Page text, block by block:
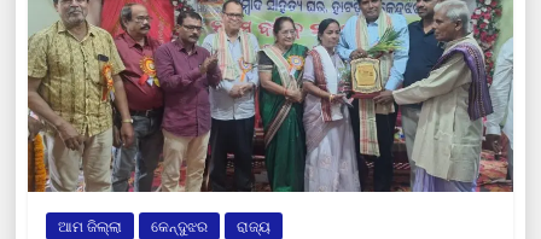
ଆମ ଜିଲ୍ଲା କେନ୍ଦୁଝର ରାଜ୍ୟ